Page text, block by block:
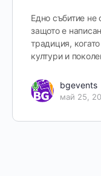
Едно събитие
защото е
традиция,
култури и
bgevents
май 25,